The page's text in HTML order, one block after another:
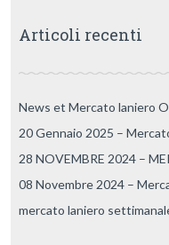
Articoli recenti
News et Mercato laniero
20 Gennaio 2025 –
28 NOVEMBRE 2024 –
08 Novembre 2024 –
mercato laniero